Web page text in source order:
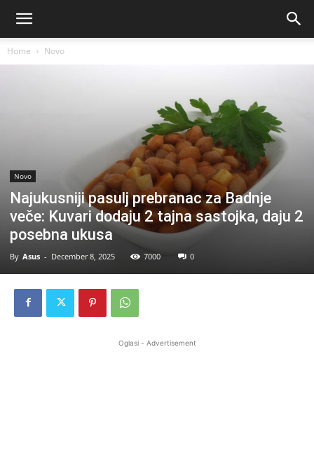
Home Novo
Novo
Najukusniji pasulj prebranac za Badnje
veče: Kuvari dodaju 2 tajna sastojka, daju 2
posebna ukusa
By Asus - December 8, 2025 7000 0
Oglasi - Advertisement